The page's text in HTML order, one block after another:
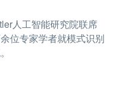
人工智能研究院联席
位专家学者就模式识别